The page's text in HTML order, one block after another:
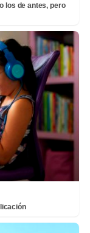
los de antes, pero